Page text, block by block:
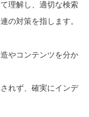
理解し、適切な検索
の対策を指します。
やコンテンツを分か
れず、確実にインデ